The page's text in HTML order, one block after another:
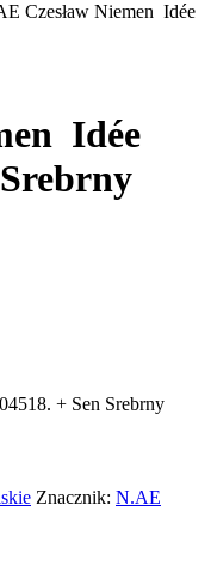
Czesław Niemen ‎ Idée
Idée
+ Sen Srebrny
Znacznik: N.AE